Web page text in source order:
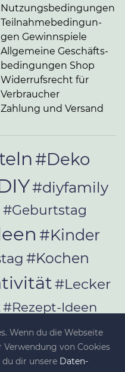
Nut­zungs­be­din­gun­gen
Teil­nah­me­be­din­gun­
gen Gewinnspiele
Allgemeine Ge­schäfts­
be­din­gun­gen Shop
Widerrufsrecht für
Verbraucher
Zahlung und Versand
#Deko
#diyfamily
#Geburtstag
#Kinder
#Kochen
#Lecker
#Rezept-Ideen
Wenn du die Webseite
von Cookies
dir unsere Da­ten­